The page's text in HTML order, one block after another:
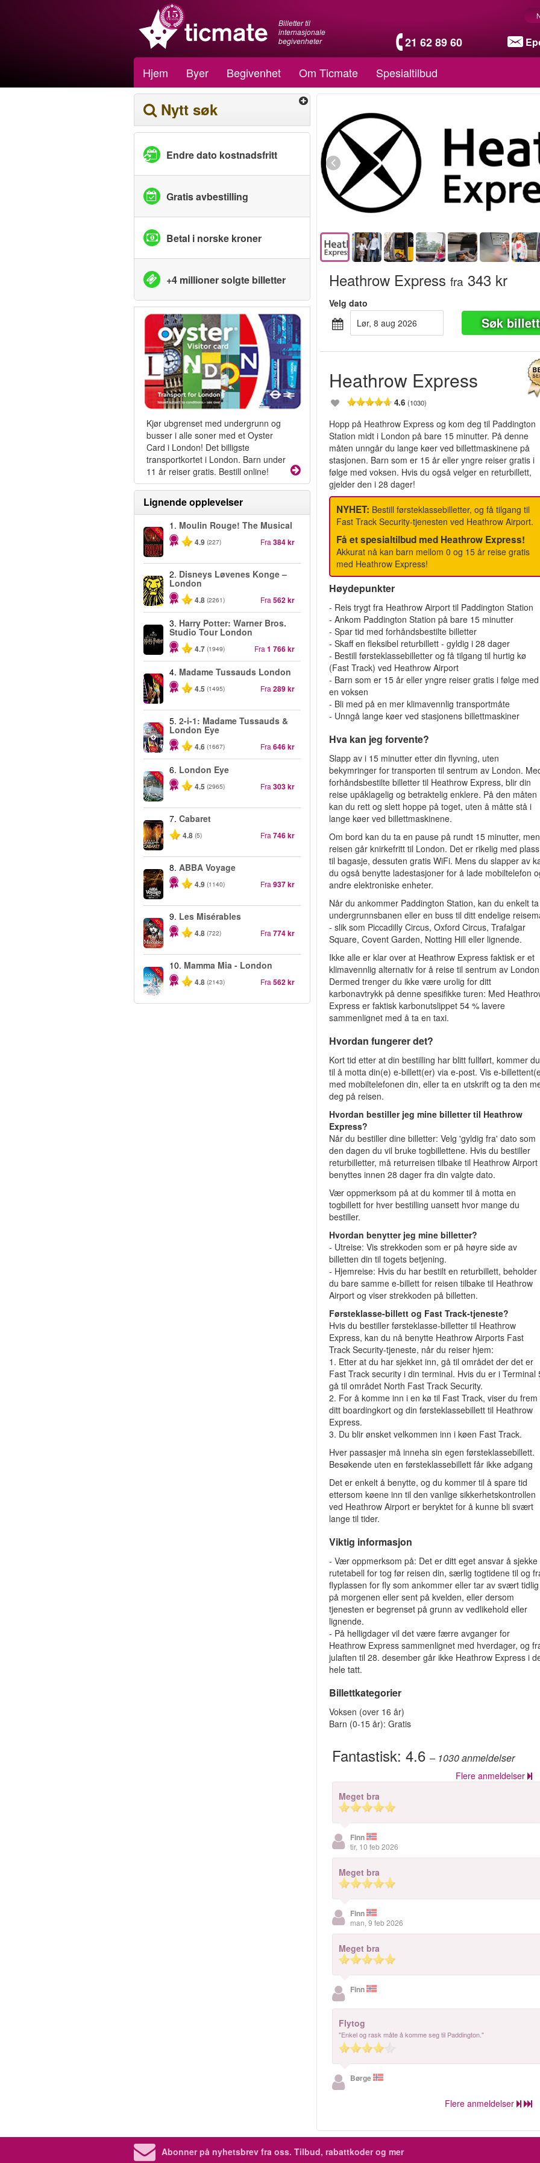
Billetter til
internasjonale
begivenheter
21 62 89 60
Hjem Byer Begivenhet Om Ticmate Spesialtilbud
Nytt søk
Endre dato kostnadsfritt
Gratis avbestilling
Betal i norske kroner
+4 millioner solgte billetter
Kjør ubgrenset med undergrunn og
busser i alle soner med et Oyster
Card i London! Det billigste
transportkortet i London. Barn under
11 år reiser gratis. Bestill online!
Lignende opplevelser
-50%
1. Moulin Rouge! The Musical
4.9 (227) Fra 384 kr
2. Disneys Løvenes Konge –
London
4.8 (2261) Fra 562 kr
3. Harry Potter: Warner Bros.
Studio Tour London
4.7 (1949) Fra 1 766 kr
-25%
4. Madame Tussauds London
4.5 (1495) Fra 289 kr
-40%
5. 2-i-1: Madame Tussauds &
London Eye
4.6 (1667) Fra 646 kr
-25%
6. London Eye
4.5 (2965) Fra 303 kr
7. Cabaret
4.8 (5) Fra 746 kr
8. ABBA Voyage
4.9 (1140) Fra 937 kr
-40%
9. Les Misérables
4.8 (722) Fra 774 kr
-40%
10. Mamma Mia - London
4.8 (2143) Fra 562 kr
Heathrow Express fra 343 kr
Velg dato
lør, 8 aug 2026
Søk
Heathrow Express
4.6(1030)
Hopp på Heathrow Express og kom deg til Paddington
Station midt i London på bare 15 minutter. På denne
måten unngår du lange køer ved billettmaskinene på
stasjonen. Barn som er 15 år eller yngre reiser gratis i
følge med voksen. Hvis du også velger en returbillett,
gjelder den i 28 dager!
NYHET: Bestill førsteklassebilletter, og få tilgang til
Fast Track Security-tjenesten ved Heathrow Airport.
Få et spesialtilbud med Heathrow Express!
Akkurat nå kan barn mellom 0 og 15 år reise gratis
med Heathrow Express!
Høydepunkter
- Reis trygt fra Heathrow Airport til Paddington Station
- Ankom Paddington Station på bare 15 minutter
- Spar tid med forhåndsbestilte billetter
- Skaff en fleksibel returbillett - gyldig i 28 dager
- Bestill førsteklassebilletter og få tilgang til hurtig kø
(Fast Track) ved Heathrow Airport
- Barn som er 15 år eller yngre reiser gratis i følge med
en voksen
- Bli med på en mer klimavennlig transportmåte
- Unngå lange køer ved stasjonens billettmaskiner
Hva kan jeg forvente?
Slapp av i 15 minutter etter din flyvning, uten
bekymringer for transporten til sentrum av London.
forhåndsbestilte billetter til Heathrow Express, blir din
reise upåklagelig og betraktelig enklere. På den måten
kan du rett og slett hoppe på toget, uten å måtte stå i
lange køer ved billettmaskinene.
Om bord kan du ta en pause på rundt 15 minutter,
reisen går knirkefritt til London. Det er rikelig med plass
til bagasje, dessuten gratis WiFi. Mens du slapper av
du også benytte ladestasjoner for å lade mobiltelefon
andre elektroniske enheter.
Når du ankommer Paddington Station, kan du enkelt ta
undergrunnsbanen eller en buss til ditt endelige
- slik som Piccadilly Circus, Oxford Circus, Trafalgar
Square, Covent Garden, Notting Hill eller lignende.
Ikke alle er klar over at Heathrow Express faktisk er et
klimavennlig alternativ for å reise til sentrum av
Dermed trenger du ikke være urolig for ditt
karbonavtrykk på denne spesifikke turen: Med
Express er faktisk karbonutslippet 54 % lavere
sammenlignet med å ta en taxi.
Hvordan fungerer det?
Kort tid etter at din bestilling har blitt fullført, kommer du
til å motta din(e) e-billett(er) via e-post. Vis e-
med mobiltelefonen din, eller ta en utskrift og ta den
deg på reisen.
Hvordan bestiller jeg mine billetter til Heathrow
Express?
Når du bestiller dine billetter: Velg 'gyldig fra' dato som
den dagen du vil bruke togbillettene. Hvis du bestiller
returbilletter, må returreisen tilbake til Heathrow Airport
benyttes innen 28 dager fra din valgte dato.
Vær oppmerksom på at du kommer til å motta en
togbillett for hver bestilling uansett hvor mange du
bestiller.
Hvordan benytter jeg mine billetter?
- Utreise: Vis strekkoden som er på høyre side av
billetten din til togets betjening.
- Hjemreise: Hvis du har bestilt en returbillett, beholder
du bare samme e-billett for reisen tilbake til Heathrow
Airport og viser strekkoden på billetten.
Førsteklasse-billett og Fast Track-tjeneste?
Hvis du bestiller førsteklasse-billetter til Heathrow
Express, kan du nå benytte Heathrow Airports Fast
Track Security-tjeneste, når du reiser hjem:
1. Etter at du har sjekket inn, gå til området der det er
Fast Track security i din terminal. Hvis du er i Terminal
gå til området North Fast Track Security.
2. For å komme inn i en kø til Fast Track, viser du frem
ditt boardingkort og din førsteklassebillett til Heathrow
Express.
3. Du blir ønsket velkommen inn i køen Fast Track.
Hver passasjer må inneha sin egen førsteklassebillett.
Besøkende uten en førsteklassebillett får ikke adgang
Det er enkelt å benytte, og du kommer til å spare tid
ettersom køene inn til den vanlige sikkerhetskontrollen
ved Heathrow Airport er beryktet for å kunne bli svært
lange til tider.
Viktig informasjon
- Vær oppmerksom på: Det er ditt eget ansvar å sjekke
rutetabell for tog før reisen din, særlig togtidene til og
flyplassen for fly som ankommer eller tar av svært tidlig
på morgenen eller sent på kvelden, eller dersom
tjenesten er begrenset på grunn av vedlikehold eller
lignende.
- På helligdager vil det være færre avganger for
Heathrow Express sammenlignet med hverdager, og
julaften til 28. desember går ikke Heathrow Express i
hele tatt.
Billettkategorier
Voksen (over 16 år)
Barn (0-15 år): Gratis
Fantastisk:4.6– 1030anmeldelser
Flere anmeldelser
Meget bra
Finn
tir, 10 feb 2026
Meget bra
Finn
man, 9 feb 2026
Meget bra
Finn
Flytog
"Enkel og rask måte å komme seg til Paddington."
Børge
Flere anmeldelser
Abonner på nyhetsbrev fra oss. Tilbud, rabattkoder og mer